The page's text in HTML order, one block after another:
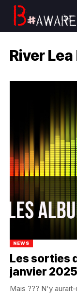
River
NEWS
Les sorties
janvier 2025
Mais ??? N'y